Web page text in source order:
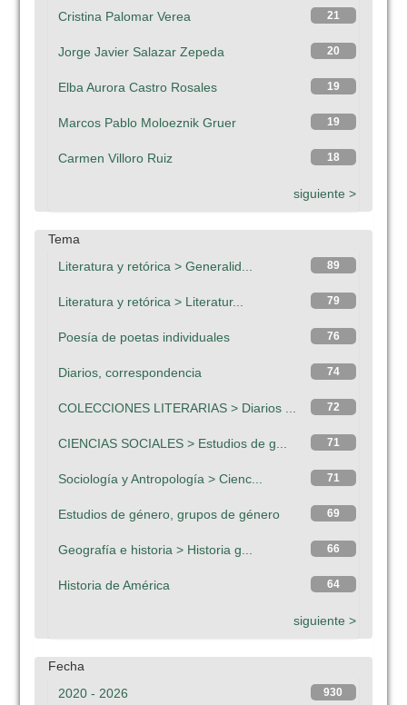
21
Cristina Palomar Verea
20
Jorge Javier Salazar Zepeda
19
Elba Aurora Castro Rosales
19
Marcos Pablo Moloeznik Gruer
18
Carmen Villoro Ruiz
siguiente >
Tema
89
Literatura y retórica > Generalid...
79
Literatura y retórica > Literatur...
76
Poesía de poetas individuales
74
Diarios, correspondencia
72
COLECCIONES LITERARIAS > Diarios ...
71
CIENCIAS SOCIALES > Estudios de g...
71
Sociología y Antropología > Cienc...
69
Estudios de género, grupos de género
66
Geografía e historia > Historia g...
64
Historia de América
siguiente >
Fecha
930
2020 - 2026